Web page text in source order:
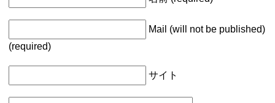
Mail (will not be published)
(required)
サイト